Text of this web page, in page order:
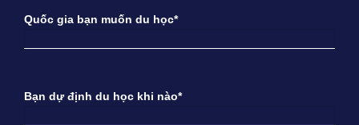
Quốc gia bạn muốn du học*
Bạn dự định du học khi nào*